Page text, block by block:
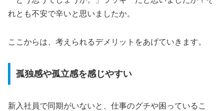
れとも不安で辛いと思いましたか。
ここからは、考えられるデメリットをあげていきます。
孤独感や孤立感を感じやすい
新入社員で同期がいないと、仕事のグチや困っているこ